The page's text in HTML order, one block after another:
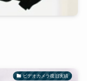
ビデオカメラ復旧実績